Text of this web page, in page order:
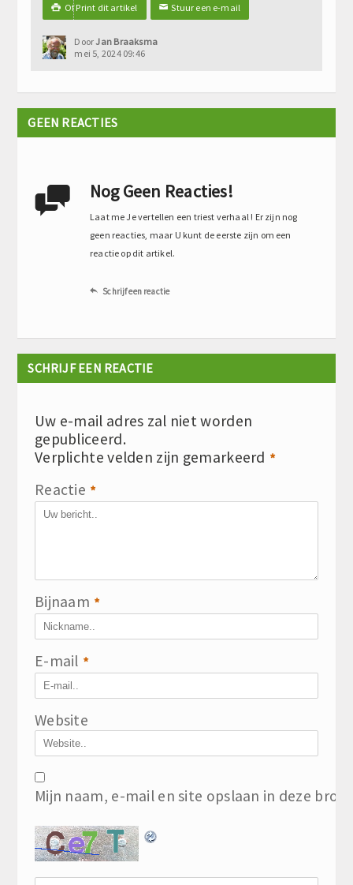
 Of Print dit artikel ✉Stuur een e-mail
DoorJan Braaksma
mei 5, 2024 09:46
GEEN REACTIES
 Nog Geen Reacties!
Laat me Je vertellen een triest verhaal ! Er zijn nog
geen reacties, maar U kunt de eerste zijn om een
reactie op dit artikel.
 Schrijf een reactie
SCHRIJF EEN REACTIE
Uw e-mail adres zal niet worden
gepubliceerd.
Verplichte velden zijn gemarkeerd *
Reactie *
Bijnaam *
E-mail *
Website
Mijn naam, e-mail en site opslaan in deze